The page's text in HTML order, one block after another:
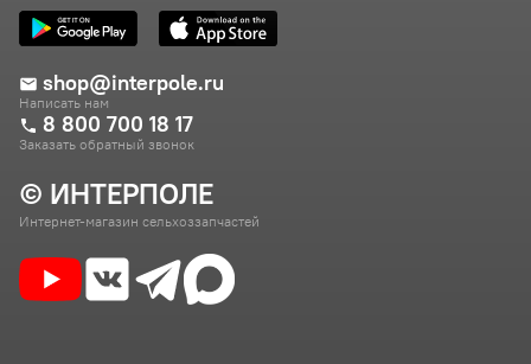
© ИНТЕРПОЛЕ
Интернет-магазин сельхоззапчастей
shop@interpole.ru
Написать нам
8 800 700 18 17
Заказать обратный звонок